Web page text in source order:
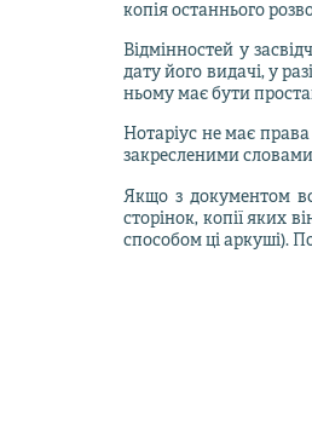
копія останнього
Відмінностей у
дату його видачі, у
ньому має бути
Нотаріус не має
закресленими
Якщо з документом
сторінок, копії яких
способом ці аркуші).